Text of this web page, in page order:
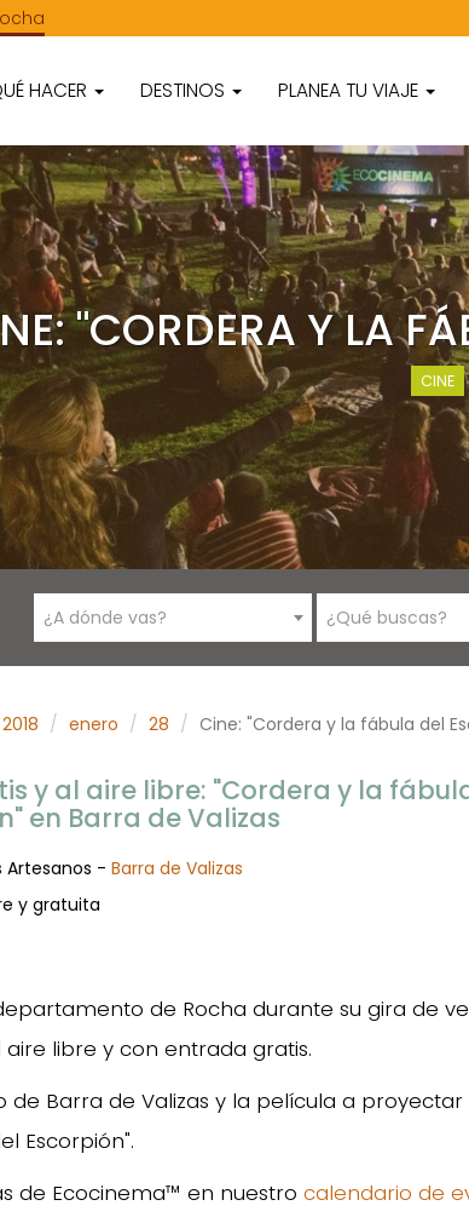
HACER DESTINOS PLANEA TU VIAJE
"CORDERA Y LA
CINE
¿A dónde vas? ¿Qué buscas?
2018 enero 28 Cine: "Cordera y la fábula del
y al aire libre: "Cordera y la
en Barra de Valizas
Artesanos - Barra de Valizas
y gratuita
de Rocha durante su gira de
libre y con entrada gratis.
de Barra de Valizas y la película a proyectar
Escorpión".
de Ecocinema™ en nuestro calendario de